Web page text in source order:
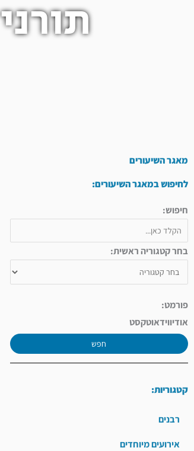
תורני
מאגר השיעורים
לחיפוש במאגר השיעורים:
חיפוש:
בחר קטגוריה ראשית:
פורמט:
אודיווידאוטקסט
חפש
קטגוריות:
רבנים
אירועים מיוחדים